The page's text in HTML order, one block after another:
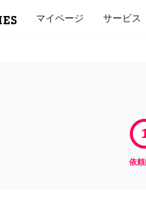
マイページ サービス
全て 修理・組立 家事
依